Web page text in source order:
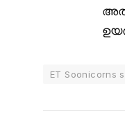
ET Soonicorns